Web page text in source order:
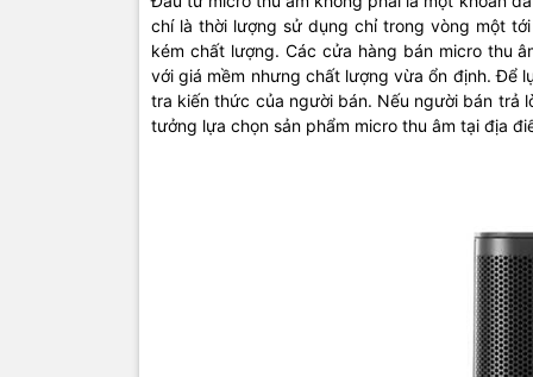
chí là thời lượng sử dụng chỉ trong vòng một
kém chất lượng. Các cửa hàng bán micro thu
với giá mềm nhưng chất lượng vừa ổn định. Để
tra kiến thức của người bán. Nếu người bán trả
tưởng lựa chọn sản phẩm micro thu âm tại địa